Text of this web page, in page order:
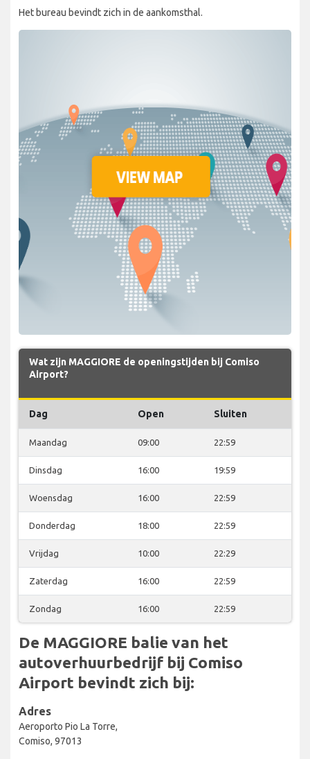
Het bureau bevindt zich in de aankomsthal.
Wat zijn MAGGIORE de openingstijden bij Comiso
Airport?
Dag Open Sluiten
Maandag 09:00 22:59
Dinsdag 16:00 19:59
Woensdag 16:00 22:59
Donderdag 18:00 22:59
Vrijdag 10:00 22:29
Zaterdag 16:00 22:59
Zondag 16:00 22:59
De MAGGIORE balie van het
autoverhuurbedrijf bij Comiso
Airport bevindt zich bij:
Adres
Aeroporto Pio La Torre,
Comiso, 97013